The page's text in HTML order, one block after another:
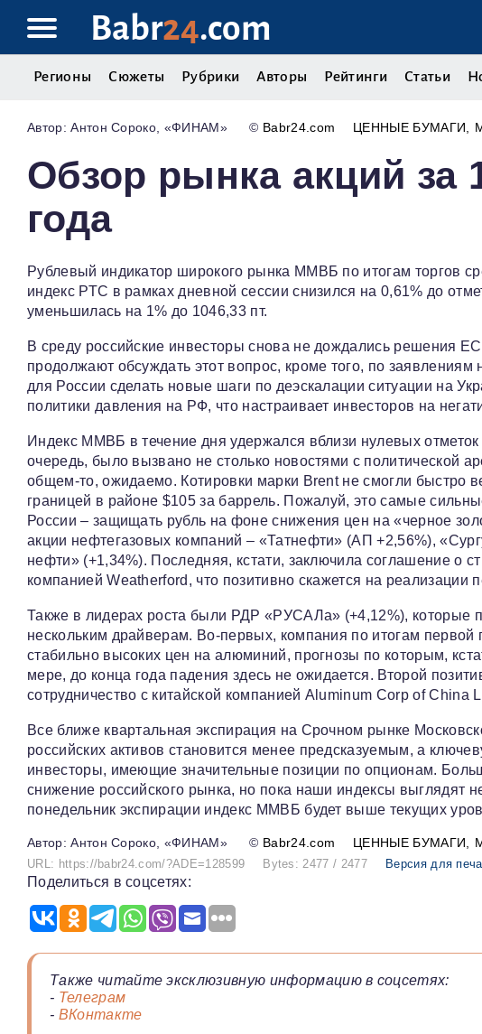
Babr24.com
Регионы Сюжеты Рубрики Авторы Рейтинги Статьи
Антон Сороко, «ФИНАМ» © Babr24.com ЦЕННЫЕ БУМАГИ
Обзор рынка акций за
года
Рублевый индикатор широкого рынка ММВБ по итогам торгов
индекс РТС в рамках дневной сессии снизился на 0,61% до
уменьшилась на 1% до 1046,33 пт.
В среду российские инвесторы снова не дождались решения
продолжают обсуждать этот вопрос, кроме того, по
для России сделать новые шаги по деэскалации ситуации на
политики давления на РФ, что настраивает инвесторов на
Индекс ММВБ в течение дня удержался вблизи нулевых отметок
очередь, было вызвано не столько новостями с политической
общем-то, ожидаемо. Котировки марки Brent не смогли быстро
границей в районе $105 за баррель. Пожалуй, это самые
России – защищать рубль на фоне снижения цен на «черное
акции нефтегазовых компаний – «Татнефти» (АП +2,56%),
нефти» (+1,34%). Последняя, кстати, заключила соглашение о
компанией Weatherford, что позитивно скажется на реализации
Также в лидерах роста были РДР «РУСАЛа» (+4,12%), которые
нескольким драйверам. Во-первых, компания по итогам
стабильно высоких цен на алюминий, прогнозы по которым,
мере, до конца года падения здесь не ожидается. Второй
сотрудничество с китайской компанией Aluminum Corp of China
Все ближе квартальная экспирация на Срочном рынке
российских активов становится менее предсказуемым, а
инвесторы, имеющие значительные позиции по опционам.
снижение российского рынка, но пока наши индексы выглядят
понедельник экспирации индекс ММВБ будет выше текущих
Антон Сороко, «ФИНАМ» © Babr24.com ЦЕННЫЕ БУМАГИ
URL: https://babr24.com/?ADE=128599 Bytes: 2477 / 2477 Версия для
Поделиться в соцсетях:
Также читайте эксклюзивную информацию в соцсетях:
- Телеграм
- ВКонтакте